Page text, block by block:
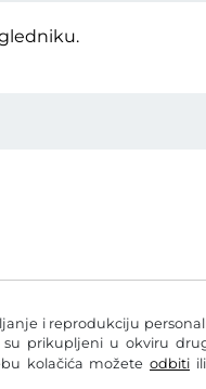
i reprodukciju
prikupljeni u okviru
kolačića možeteodbiti